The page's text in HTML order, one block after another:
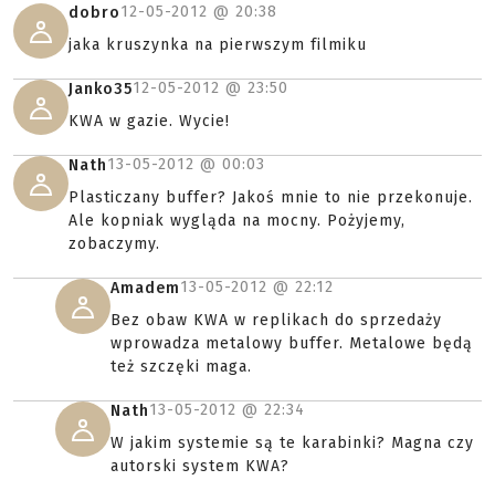
dobro12-05-2012 @ 20:38
jaka kruszynka na pierwszym filmiku
Janko3512-05-2012 @ 23:50
KWA w gazie. Wycie!
Nath13-05-2012 @ 00:03
Plasticzany buffer? Jakoś mnie to nie przekonuje.
Ale kopniak wygląda na mocny. Pożyjemy,
zobaczymy.
Amadem13-05-2012 @ 22:12
Bez obaw KWA w replikach do sprzedaży
wprowadza metalowy buffer. Metalowe będą
też szczęki maga.
Nath13-05-2012 @ 22:34
W jakim systemie są te karabinki? Magna czy
autorski system KWA?